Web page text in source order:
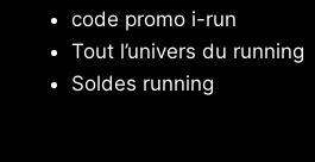
code promo i-run
Tout l’univers du running
Soldes running